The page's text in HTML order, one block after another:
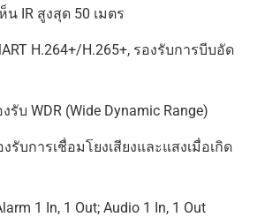
IR สูงสุด 50 เมตร
H.264+/H.265+, รองรับการบีบอัด
รับ WDR (Wide Dynamic Range)
รับการเชื่อมโยงเสียงและแสงเมื่อเกิด
1 In, 1 Out; Audio 1 In, 1 Out